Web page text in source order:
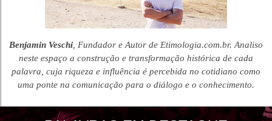
Benjamin Veschi , Fundador e Autor de Etimologia.com.br. Analiso
neste espaço a construção e transformação histórica de cada
palavra, cuja riqueza e influência é percebida no cotidiano como
uma ponte na comunicação para o diálogo e o conhecimento.